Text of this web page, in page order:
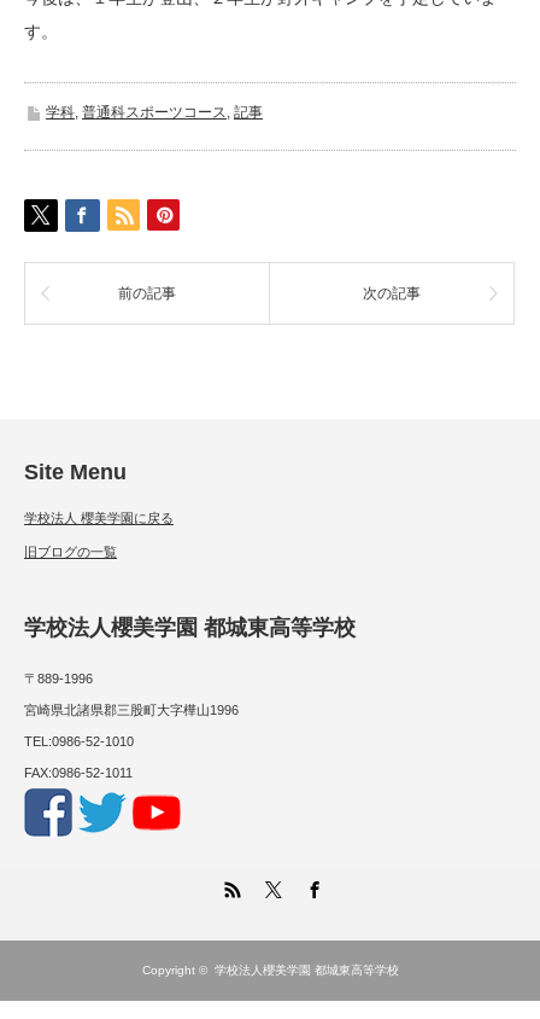
す。
学科, 普通科スポーツコース, 記事
前の記事 次の記事
Site Menu
学校法人 櫻美学園に戻る
旧ブログの一覧
学校法人櫻美学園 都城東高等学校
〒889-1996
宮崎県北諸県郡三股町大字樺山1996
TEL:0986-52-1010
FAX:0986-52-1011
Facebook
Copyright © 学校法人櫻美学園 都城東高等学校